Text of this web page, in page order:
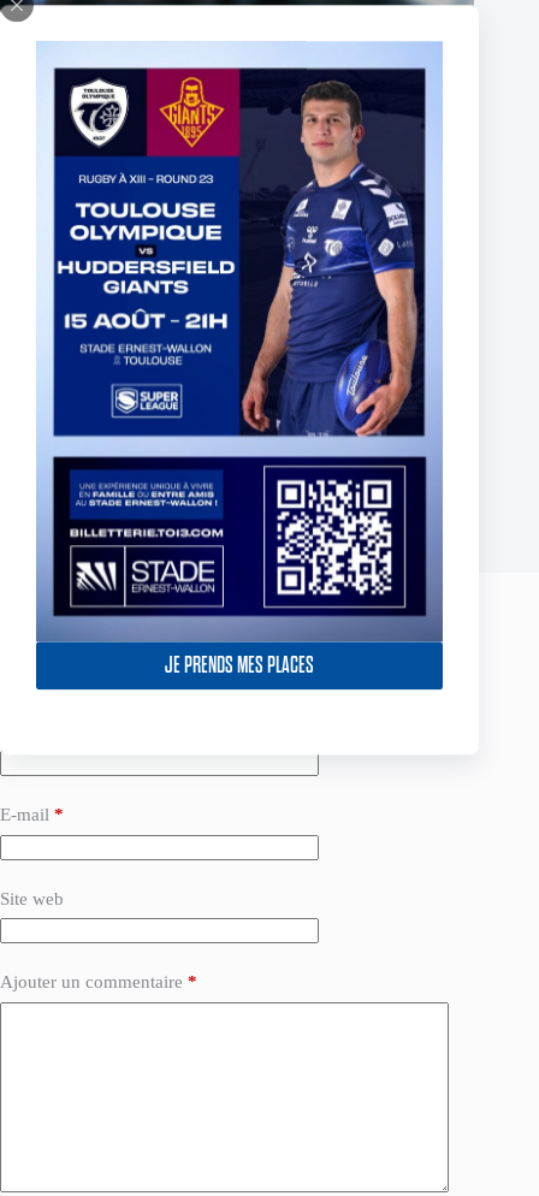
JE PRENDS MES PLACES
Le TO s’incline sur la pelouse du Leader
3 août 2026
Votre adresse e-mail ne sera pas publiée. Les champs obligatoires sont
E-mail *
Site web
Ajouter un commentaire *